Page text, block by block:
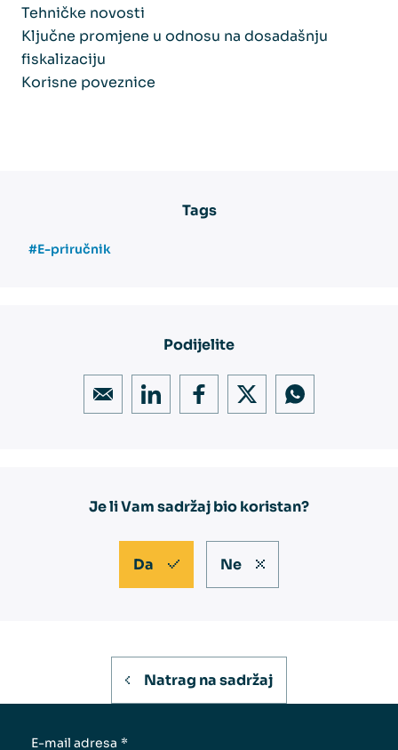
Tehničke novosti
Ključne promjene u odnosu na dosadašnju
fiskalizaciju
Korisne poveznice
Tags
#E-priručnik
Podijelite
Je li Vam sadržaj bio koristan?
Da Ne
Natrag na sadržaj
E-mail adresa *